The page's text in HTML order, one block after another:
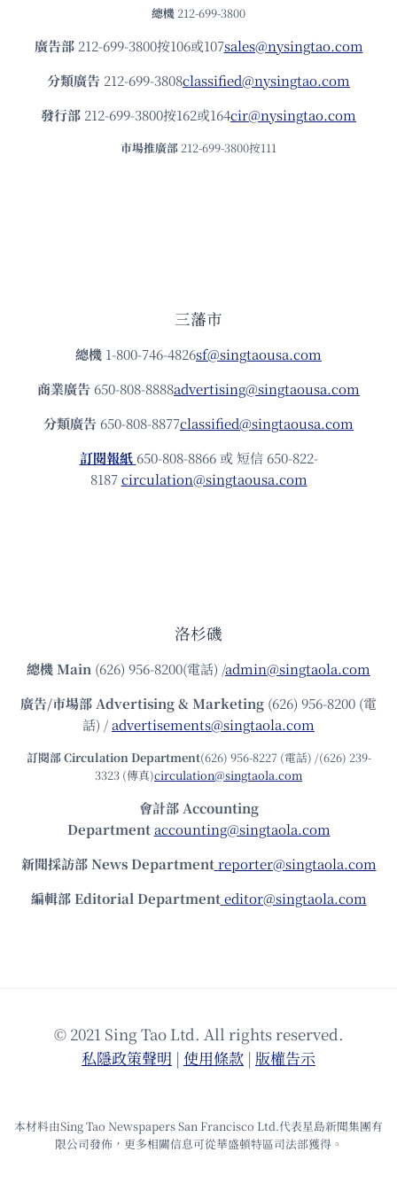
總機 212-699-3800
廣告部212-699-3800按106或107sales@nysingtao.com
分類廣告 212-699-3808classified@nysingtao.com
發⾏部 212-699-3800按162或164cir@nysingtao.com
市場推廣部 212-699-3800按111
三藩市
總機 1-800-746-4826sf@singtaousa.com
商業廣告 650-808-8888advertising@singtaousa.com
分類廣告 650-808-8877classified@singtaousa.com
訂閱報紙 650-808-8866 或 短信 650-822-
8187circulation@singtaousa.com
洛杉磯
總機Main (626) 956-8200(電話) /admin@singtaola.com
廣告/市場部Advertising & Marketing (626) 956-8200 (電
話) /advertisements@singtaola.com
訂閱部 Circulation Department(626) 956-8227 (電話) /(626) 239-
3323 (傳真)circulation@singtaola.com
會計部 Accounting
Department accounting@singtaola.com
新聞採訪部 News Department reporter@singtaola.com
編輯部 Editorial Department editor@singtaola.com
© 2021 Sing Tao Ltd. All rights reserved.
私隱政策聲明 | 使⽤條款 | 版權告⽰
本材料由Sing Tao Newspapers San Francisco Ltd.代表星島新聞集團有
限公司發佈，更多相關信息可從華盛頓特區司法部獲得。